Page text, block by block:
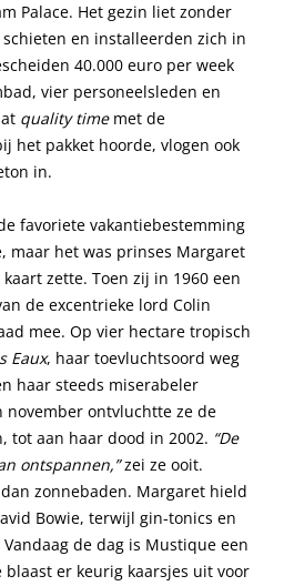
Palace. Het gezin liet zonder
schieten en installeerden zich in
40.000 euro per week
vier personeelsleden en
quality timemet de
het pakket hoorde, vlogen ook
in.
favoriete vakantiebestemming
maar het was prinses Margaret
zette. Toen zij in 1960 een
de excentrieke lord Colin
mee. Op vier hectare tropisch
Eaux, haar toevluchtsoord weg
haar steeds miserabeler
november ontvluchtte ze de
tot aan haar dood in 2002. “De
ontspannen,”zei ze ooit.
zonnebaden. Margaret hield
Bowie, terwijl gin-tonics en
de dag is Mustique een
blaast er keurig kaarsjes uit voor